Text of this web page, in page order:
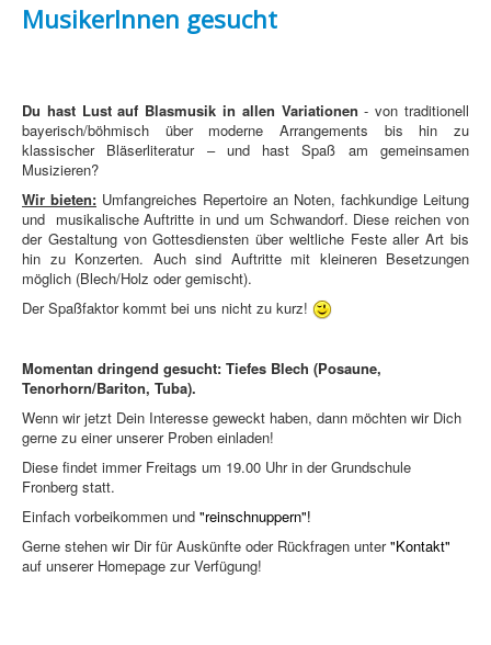
MusikerInnen gesucht
Du hast Lust auf Blasmusik in allen Variationen - von traditionell
bayerisch/böhmisch über moderne Arrangements bis hin zu
klassischer Bläserliteratur – und hast Spaß am gemeinsamen
Musizieren?
Wir bieten: Umfangreiches Repertoire an Noten, fachkundige Leitung
und musikalische Auftritte in und um Schwandorf. Diese reichen von
der Gestaltung von Gottesdiensten über weltliche Feste aller Art bis
hin zu Konzerten. Auch sind Auftritte mit kleineren Besetzungen
möglich (Blech/Holz oder gemischt).
Der Spaßfaktor kommt bei uns nicht zu kurz!
Momentan dringend gesucht: Tiefes Blech (Posaune,
Tenorhorn/Bariton, Tuba).
Wenn wir jetzt Dein Interesse geweckt haben, dann möchten wir Dich
gerne zu einer unserer Proben einladen!
Diese findet immer Freitags um 19.00 Uhr in der Grundschule
Fronberg statt.
Einfach vorbeikommen und "reinschnuppern"!
Gerne stehen wir Dir für Auskünfte oder Rückfragen unter"Kontakt"
auf unserer Homepage zur Verfügung!